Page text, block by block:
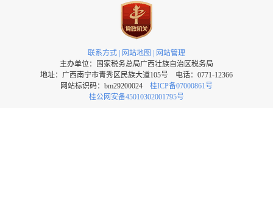
联系方式 | 网站地图 | 网站管理
主办单位：国家税务总局广西壮族自治区税务局
地址：广西南宁市青秀区民族大道105号 电话：0771-12366
网站标识码：bm29200024 桂ICP备07000861号
桂公网安备45010302001795号